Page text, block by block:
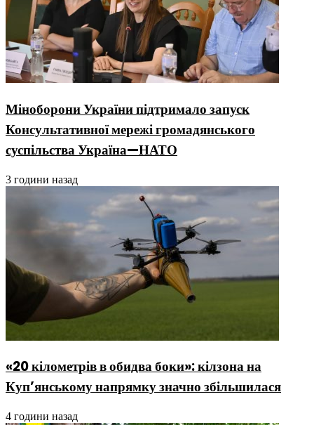
Міноборони України підтримало запуск
Консультативної мережі громадянського
суспільства Україна—НАТО
3 години назад
«20 кілометрів в обидва боки»: кілзона на
Куп’янському напрямку значно збільшилася
4 години назад